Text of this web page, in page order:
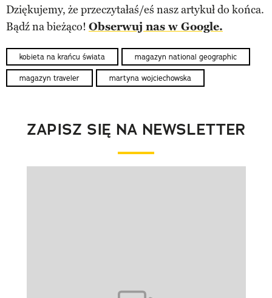
Dziękujemy, że przeczytałaś/eś nasz artykuł do końca.
Bądź na bieżąco! Obserwuj nas w Google.
kobieta na krańcu świata magazyn national geographic
magazyn traveler martyna wojciechowska
ZAPISZ SIĘ NA NEWSLETTER